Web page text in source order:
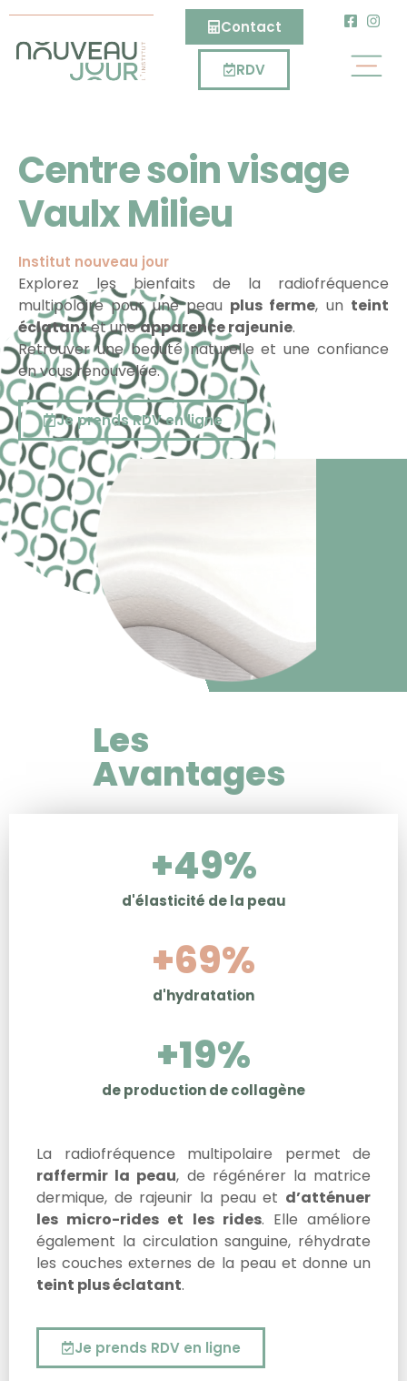
Contact
RDV
Centre soin visage
Vaulx Milieu
Institut nouveau jour
Explorez les bienfaits de la radiofréquence
multipolaire pour une peau plus ferme, un teint
éclatantet uneapparence rajeunie.
Retrouver une beauté naturelle et une confiance
en vous renouvelée.
Je prends RDV en ligne
Les
Avantages
d'élasticité de la peau
+50%
d'hydratation
+70%
de production de collagène
+20%
La radiofréquence multipolaire permet de
raffermir la peau, de régénérer la matrice
dermique, de rajeunir la peau et d’atténuer
les micro-rides et les rides. Elle améliore
également la circulation sanguine, réhydrate
les couches externes de la peau et donne un
teint plus éclatant.
Je prends RDV en ligne